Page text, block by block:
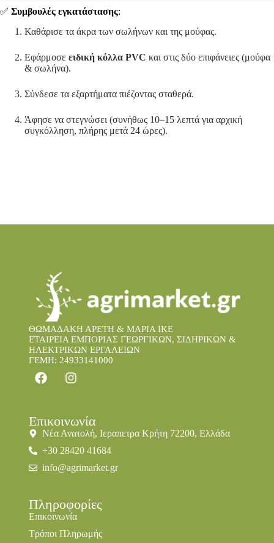
✅ Συμβουλές εγκατάστασης:
Καθάρισε τα άκρα των σωλήνων και της μούφας.
Εφάρμοσε ειδική κόλλα PVC και στις δύο επιφάνειες (μούφα
& σωλήνα).
Σύνδεσε τα εξαρτήματα πιέζοντας σταθερά.
Άφησε να στεγνώσει (συνήθως 10–15 λεπτά για αρχική
συγκόλληση, πλήρης μετά 24 ώρες).
ΘΩΜΑΔΑΚΗ ΑΡΕΤΗ & ΜΑΡΙΑ IKE
ΕΤΑΙΡΕΙΑ ΕΜΠΟΡΙΑΣ ΓΕΩΡΓΙΚΩΝ, ΣΙΔΗΡΙΚΩΝ &
ΗΛΕΚΤΡΙΚΩΝ ΕΡΓΑΛΕΙΩΝ
ΓΕΜΗ: 24933141000
Επικοινωνία
Νέα Ανατολή, Ιεραπετρα Κρήτη 72200, Ελλάδα
+30 28420 41684
info@agrimarket.gr
Πληροφορίες
Επικοινωνία
Τρόποι Πληρωμής